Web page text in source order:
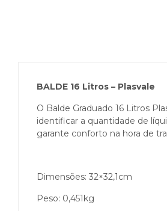
BALDE 16 Litros – Plasvale
O Balde Graduado 16 Litros
identificar a quantidade de
garante conforto na hora de
Dimensões: 32×32,1cm
Peso: 0,451kg